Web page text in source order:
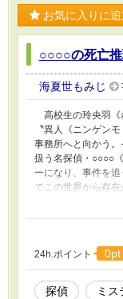
お気に入りに追
○○○○の死亡
海夏世もみじ
高校生の玲央羽《
〝異人《ニンゲン
事務所へと向かう
扱う名探偵・○○○○
ーになり、事件を
でこの世界から存
たが、彼女との子
央羽とクウナの子
込まれる。謎を紐
ることが明らかに
辿りながら、過去と
子の物語。
24h.ポイント 0pt
探偵 ミス